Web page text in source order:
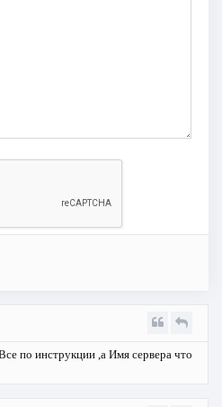
по инструкции ,а Имя сервера что